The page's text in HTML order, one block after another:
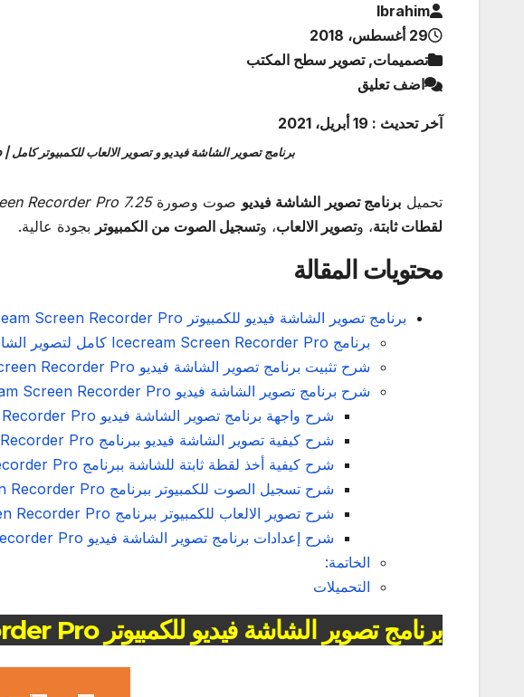
Ibrahim
29 أغسطس، 2018
تصميمات, تصوير سطح المكتب
اضف تعليق
آخر تحديث : 19 أبريل، 2021
برنامج تصوير الشاشة فيديو و تصوير الالعاب للكمبيوتر كامل | Icecream Screen Recorder Pro
تحميل برنامج تصوير الشاشة فيديو صوت وصورةRecorder Pro 7.25
لقطات ثابتة، وتصوير الالعاب، وتسجيل الصوت من الكمبيوتر بجودة عالية.
محتويات المقالة
برنامج تصوير الشاشة فيديو للكمبيوتر Icecream Screen Recorder Pro
برنامج Icecream Screen Recorder Pro كامل لتصوير الشاشة
شرح تثبيت برنامج تصوير الشاشة فيديو Icecream Screen Recorder Pro
شرح برنامج تصوير الشاشة فيديو Icecream Screen Recorder Pro
شرح واجهة برنامج تصوير الشاشة فيديو Icecream Screen Recorder Pro
شرح كيفية تصوير الشاشة فيديو ببرنامج Icecream Screen Recorder Pro
شرح كيفية أخذ لقطة ثابتة للشاشة ببرنامج Icecream Screen Recorder Pro
شرح تسجيل الصوت للكمبيوتر ببرنامج Icecream Screen Recorder Pro
شرح تصوير الالعاب للكمبيوتر ببرنامج Icecream Screen Recorder Pro
شرح إعدادات برنامج تصوير الشاشة فيديو Icecream Screen Recorder Pro
الخاتمة:
التحميلات
برنامج تصوير الشاشة فيديو للكمبيوتر Icecream Screen Recorder Pro